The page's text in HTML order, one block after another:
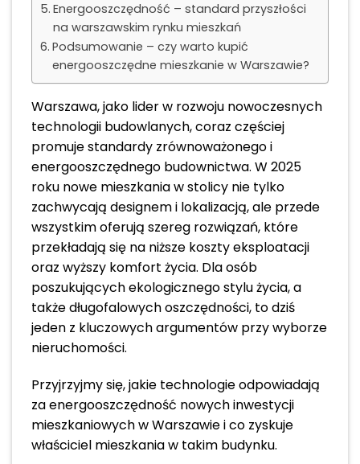
Energooszczędność – standard przyszłości
na warszawskim rynku mieszkań
Podsumowanie – czy warto kupić
energooszczędne mieszkanie w Warszawie?
Warszawa, jako lider w rozwoju nowoczesnych
technologii budowlanych, coraz częściej
promuje standardy zrównoważonego i
energooszczędnego budownictwa. W 2025
roku nowe mieszkania w stolicy nie tylko
zachwycają designem i lokalizacją, ale przede
wszystkim oferują szereg rozwiązań, które
przekładają się na niższe koszty eksploatacji
oraz wyższy komfort życia. Dla osób
poszukujących ekologicznego stylu życia, a
także długofalowych oszczędności, to dziś
jeden z kluczowych argumentów przy wyborze
nieruchomości.
Przyjrzyjmy się, jakie technologie odpowiadają
za energooszczędność nowych inwestycji
mieszkaniowych w Warszawie i co zyskuje
właściciel mieszkania w takim budynku.